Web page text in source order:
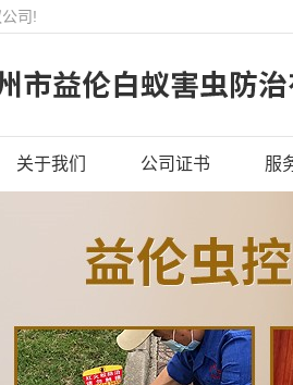
司!
关于我们 公司证书 服